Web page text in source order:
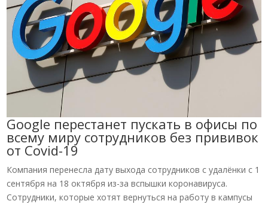
Google перестанет пускать в офисы по
всему миру сотрудников без прививок
от Covid-19
Компания перенесла дату выхода сотрудников с удалёнки с 1
сентября на 18 октября из-за вспышки коронавируса.
Сотрудники, которые хотят вернуться на работу в кампусы